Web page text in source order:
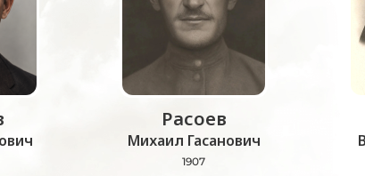
Расоев
Михаил Гасанович
1907